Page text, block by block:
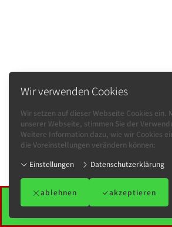
Wir verwenden Cookies
Wir setzen auf dieser Webseite Cookies ein.
unserer Webseite, stimmen Sie der
Weitere Information dazu, wie wir Cookies
die Voreinstellungen verändern können:
Einstellungen
Datenschutzerklärung
ablehnen akzeptieren
Impressum-AGB-